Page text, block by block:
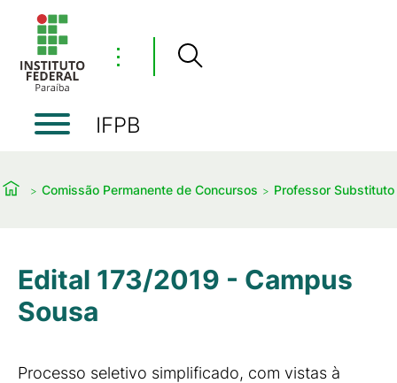
⋮
IFPB
Comissão Permanente de Concursos Professor Substituto
Edital 173/2019 - Campus
Sousa
Processo seletivo simplificado, com vistas à